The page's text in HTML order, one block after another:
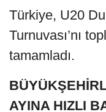
Türkiye, U20
Turnuvası’nı
tamamladı.
AYINA HIZLI